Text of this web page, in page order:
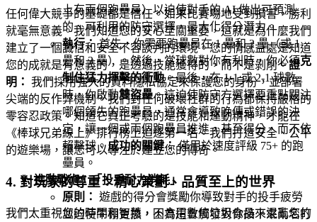
上有兩個跑壘員）以迫使對手的 AI 做出可預測
的、可利用的防守選擇，最大化得分潛力。
執行：首先，你需要跑壘員在 1 壘和 2 壘（或 1
壘和 3 壘）。然後，當球數對你有利時，你必須克
制住猛力揮擊的衝動。最後，在 1-1 或 2-1 球數
時，你啟動雙盜壘。這迫使防守方選擇要重點關注
哪個領先的跑壘員，通常會導致晚傳或錯誤的決
定，讓一個或兩個跑壘員推進，甚至得分，而不依
賴擊球。成功的關鍵：僅用於速度評級 75+ 的跑
壘員。
進階戰術：「投手耐力消耗」
原則： 遊戲的得分會獎勵你導致對手的投手疲勞
並迫使牛棚更換，因為這會觸發對你接下來兩名打
任何偉大競爭的基礎都是信任。如果比賽場地受到損害，勝利
就毫無意義。我們知道您的安心至關重要，這就是為什麼我們
建立了一個誠信和安全不容談判的環境。您的情感益處是知道
您的成就是有意義的，是透過技能獲得的，而不是剝削。證
明： 我們採用強大的資料隱私協定來保護您的身份，並部署
尖端的反作弊機制。我們對任何破壞社群的行為都保持嚴格的
零容忍政策。知道它真正考驗的是技能和運動精神，才能在
《棒球兄弟線上》排行榜上追逐第一名。我們打造安全、公平
的遊樂場，讓您可以專注於建立您的傳奇。
4. 對玩家的尊重：精心策劃、品質至上的世界
我們太重視您的時間和智慧，不會用數位垃圾食品來混亂您的